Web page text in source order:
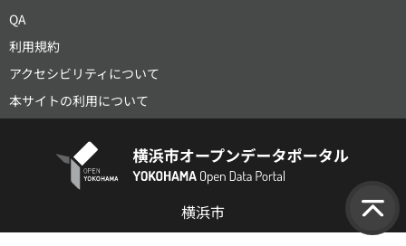
QA
利用規約
アクセシビリティについて
本サイトの利用について
横浜市